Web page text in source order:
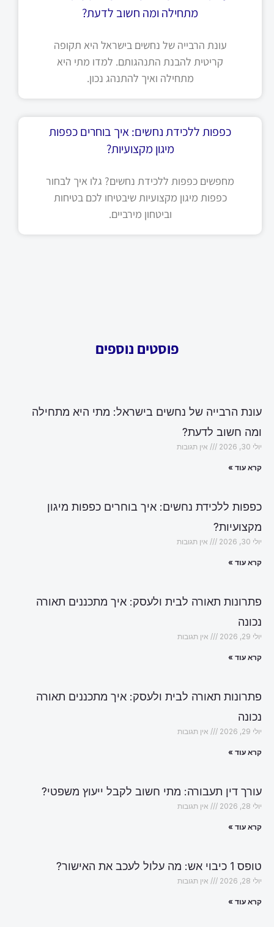
מתחילה ומה חשוב לדעת?
עונת הרבייה של נחשים בישראל היא תקופה
קריטית להבנת התנהגותם. למדו מתי היא
מתחילה ואיך להתנהג נכון.
כפפות ללכידת נחשים: איך בוחרים כפפות
מיגון מקצועיות?
מחפשים כפפות ללכידת נחשים? גלו איך לבחור
כפפות מיגון מקצועיות שיבטיחו לכם בטיחות
וביטחון מירביים.
פוסטים נוספים
עונת הרבייה של נחשים בישראל: מתי היא מתחילה
ומה חשוב לדעת?
יולי 30, 2026 אין תגובות
קרא עוד »
כפפות ללכידת נחשים: איך בוחרים כפפות מיגון
מקצועיות?
יולי 30, 2026 אין תגובות
קרא עוד »
פתרונות תאורה לבית ולעסק: איך מתכננים תאורה
נכונה
יולי 29, 2026 אין תגובות
קרא עוד »
פתרונות תאורה לבית ולעסק: איך מתכננים תאורה
נכונה
יולי 29, 2026 אין תגובות
קרא עוד »
עורך דין תעבורה: מתי חשוב לקבל ייעוץ משפטי?
יולי 28, 2026 אין תגובות
קרא עוד »
טופס 1 כיבוי אש: מה עלול לעכב את האישור?
יולי 28, 2026 אין תגובות
קרא עוד »